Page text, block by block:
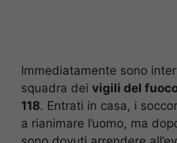
Immediatamente sono
squadra dei vigili del
118. Entrati in casa, i
a rianimare l’uomo, ma